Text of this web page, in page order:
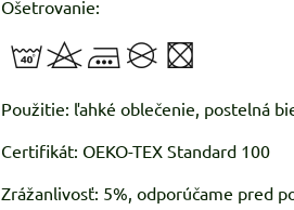
Ošetrovanie:
Použitie: ľahké oblečenie, postelná
Certifikát: OEKO-TEX Standard 100
Zrážanlivosť: 5%, odporúčame pred